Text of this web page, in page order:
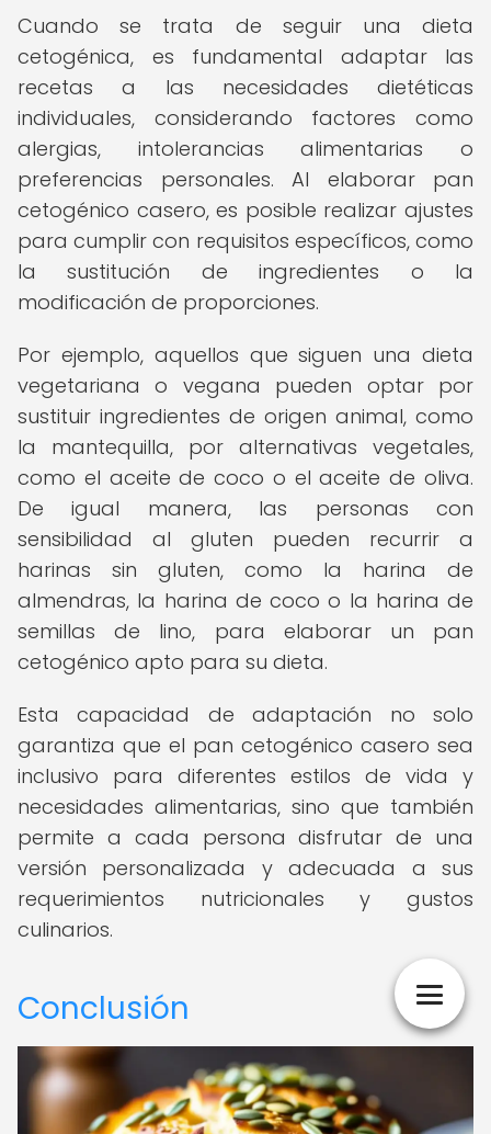
Cuando se trata de seguir una dieta
cetogénica, es fundamental adaptar las
recetas a las necesidades dietéticas
individuales, considerando factores como
alergias, intolerancias alimentarias o
preferencias personales. Al elaborar pan
cetogénico casero, es posible realizar ajustes
para cumplir con requisitos específicos, como
la sustitución de ingredientes o la
modificación de proporciones.
Por ejemplo, aquellos que siguen una dieta
vegetariana o vegana pueden optar por
sustituir ingredientes de origen animal, como
la mantequilla, por alternativas vegetales,
como el aceite de coco o el aceite de oliva.
De igual manera, las personas con
sensibilidad al gluten pueden recurrir a
harinas sin gluten, como la harina de
almendras, la harina de coco o la harina de
semillas de lino, para elaborar un pan
cetogénico apto para su dieta.
Esta capacidad de adaptación no solo
garantiza que el pan cetogénico casero sea
inclusivo para diferentes estilos de vida y
necesidades alimentarias, sino que también
permite a cada persona disfrutar de una
versión personalizada y adecuada a sus
requerimientos nutricionales y gustos
culinarios.
Conclusión